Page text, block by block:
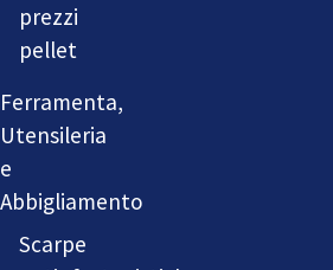
prezzi
pellet
Ferramenta,
Utensileria
e
Abbigliamento
Scarpe